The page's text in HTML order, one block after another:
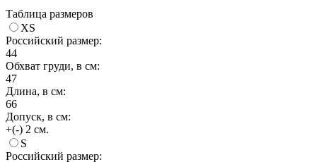
Таблица размеров
XS
Российский размер:
44
Обхват груди, в см:
47
Длина, в см:
66
Допуск, в см:
+(-) 2 см.
S
Российский размер: